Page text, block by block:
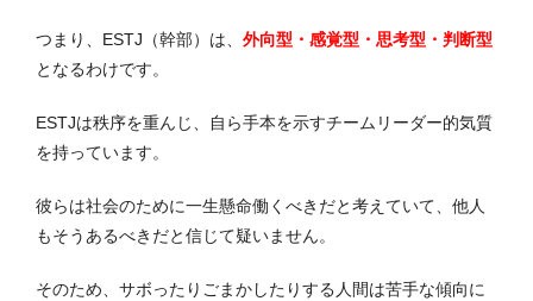
つまり、ESTJ（幹部）は、 外向型・感覚型・思考型・判断型
となるわけです。
ESTJは秩序を重んじ、自ら手本を示すチームリーダー的気質
を持っています。
彼らは社会のために一生懸命働くべきだと考えていて、他人
もそうあるべきだと信じて疑いません。
そのため、サボったりごまかしたりする人間は苦手な傾向に